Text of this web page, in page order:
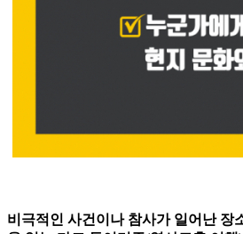
비극적인 사건이나 참사가 일어난 장